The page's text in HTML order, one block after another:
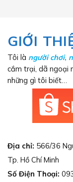
GIỚI
Tôi là người chơi,
cắm trại, dã ngoại
những gì tôi biết…
Địa chỉ: 566/36
Tp. Hồ Chí Minh
Số Điện Thoại: